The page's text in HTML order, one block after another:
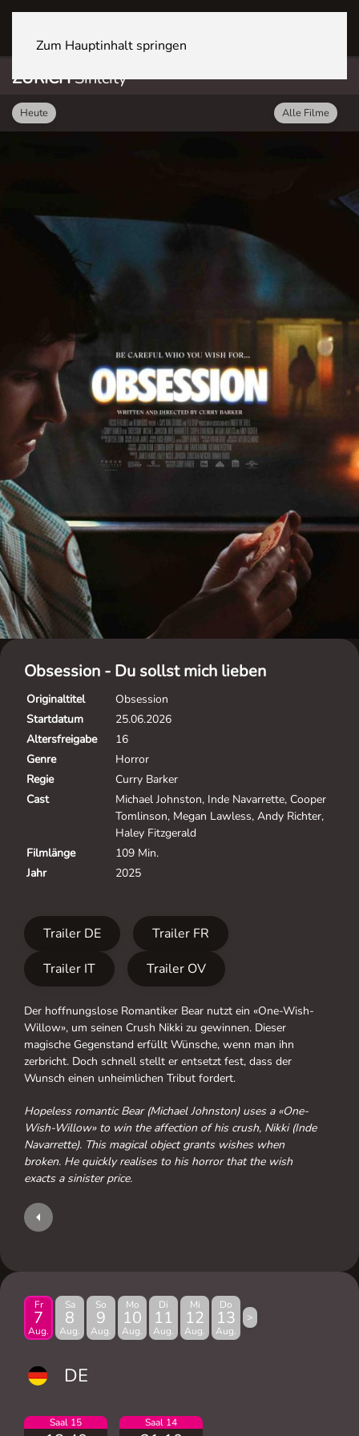
Zum Hauptinhalt springen
ZÜRICHSihlcity
Heute Alle Filme
Obsession - Du sollst mich lieben
Originaltitel
Obsession
Startdatum
25.06.2026
Altersfreigabe
16
Genre
Horror
Regie
Curry Barker
Cast
Michael Johnston, Inde Navarrette, Cooper
Tomlinson, Megan Lawless, Andy Richter,
Haley Fitzgerald
Filmlänge
109 Min.
Jahr
2025
Trailer DE
Trailer FR
Trailer IT
Trailer OV
Der hoffnungslose Romantiker Bear nutzt ein «One-Wish-
Willow», um seinen Crush Nikki zu gewinnen. Dieser
magische Gegenstand erfüllt Wünsche, wenn man ihn
zerbricht. Doch schnell stellt er entsetzt fest, dass der
Wunsch einen unheimlichen Tribut fordert.
Hopeless romantic Bear (Michael Johnston) uses a «One-
Wish-Willow» to win the affection of his crush, Nikki (Inde
Navarrette). This magical object grants wishes when
broken. He quickly realises to his horror that the wish
exacts a sinister price.
Fr
7
Aug.
Sa
8
Aug.
So
9
Aug.
Mo
10
Aug.
Di
11
Aug.
Mi
12
Aug.
Do
13
Aug.
>
DE
Saal 15 Saal 14